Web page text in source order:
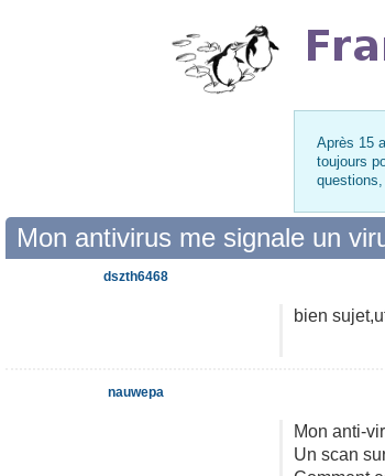
Après 15
toujours
Mon antivirus me signale un
bien
dszth6468
Mon anti-
Un scan
nauwepa